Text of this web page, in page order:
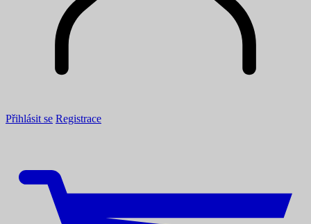
Přihlásit se Registrace